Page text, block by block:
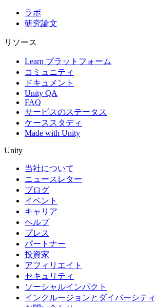
ラボ
研究論文
リソース
Learn プラットフォーム
コミュニティ
ドキュメント
Unity QA
FAQ
サービスのステータス
ケーススタディ
Made with Unity
Unity
当社について
ニュースレター
ブログ
イベント
キャリア
ヘルプ
プレス
パートナー
投資家
アフィリエイト
セキュリティ
ソーシャルインパクト
インクルージョンとダイバーシティ